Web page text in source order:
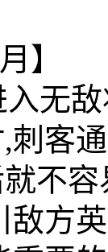
】
无
刺客
不
敌方